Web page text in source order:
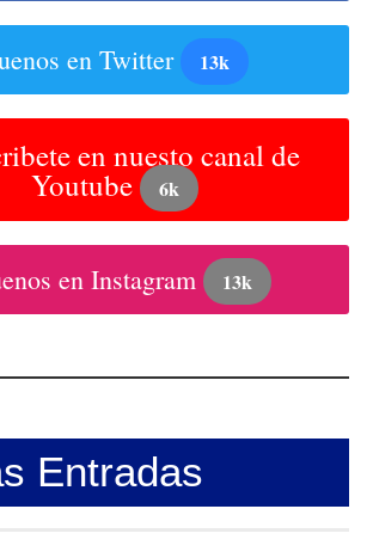
en Twitter 13k
en nuesto canal de
Youtube 6k
en Instagram 13k
Entradas